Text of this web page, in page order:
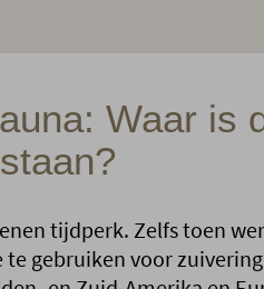
Waar is
tijdperk. Zelfs toen
gebruiken voor